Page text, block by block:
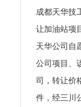
成都天华技
让加油站项
天华公司自
公司项目、
司，转让价
件，经三川